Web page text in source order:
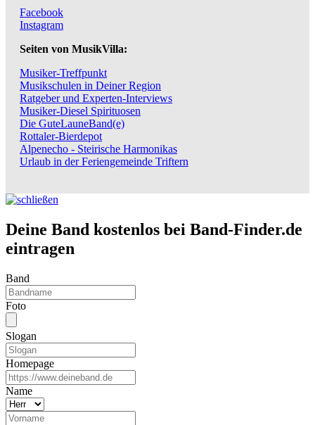
Facebook
Instagram
Seiten von MusikVilla:
Musiker-Treffpunkt
Musikschulen in Deiner Region
Ratgeber und Experten-Interviews
Musiker-Diesel Spirituosen
Die GuteLauneBand(e)
Rottaler-Bierdepot
Alpenecho - Steirische Harmonikas
Urlaub in der Feriengemeinde Triftern
Deine Band kostenlos bei Band-Finder.de
eintragen
Band
Foto
Slogan
Homepage
Name